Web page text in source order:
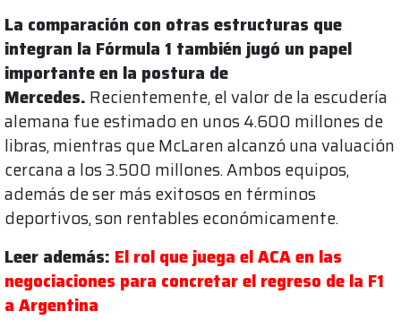
La comparación con otras estructuras que
integran la Fórmula 1 también jugó un papel
importante en la postura de
Mercedes. Recientemente, el valor de la escudería
alemana fue estimado en unos 4.600 millones de
libras, mientras que McLaren alcanzó una valuación
cercana a los 3.500 millones. Ambos equipos,
además de ser más exitosos en términos
deportivos, son rentables económicamente.
Leer además: El rol que juega el ACA en las
negociaciones para concretar el regreso de la F1
a Argentina